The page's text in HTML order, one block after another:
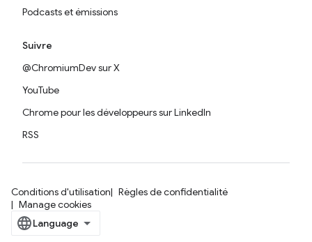
Podcasts et émissions
Suivre
@ChromiumDev sur X
YouTube
Chrome pour les développeurs sur LinkedIn
RSS
Conditions d'utilisation
Règles de confidentialité
Manage cookies